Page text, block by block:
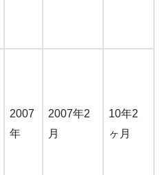
2007
年
2007年2
月
10年2
ヶ月